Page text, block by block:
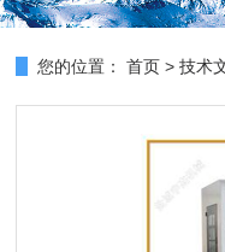
您的位置： 首页 >技术